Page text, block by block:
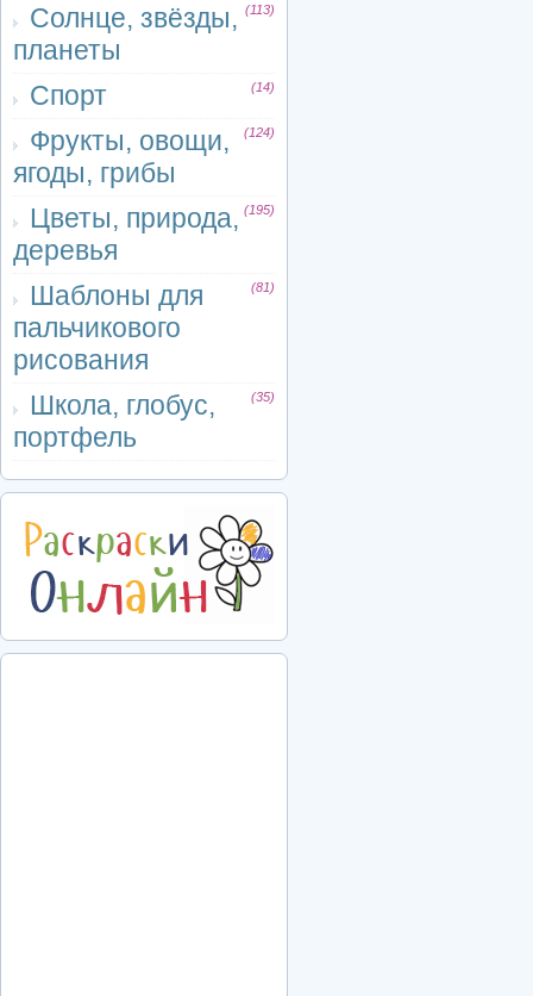
Солнце, звёзды,
планеты
(113)
Спорт (14)
Фрукты, овощи,
ягоды, грибы
(124)
Цветы, природа,
деревья
(195)
Шаблоны для
пальчикового
рисования
(81)
Школа, глобус,
портфель
(35)